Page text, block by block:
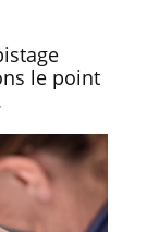
le point